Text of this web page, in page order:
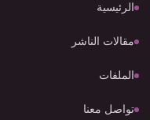
الرئيسية
مقالات الناشر
الملفات
تواصل معنا